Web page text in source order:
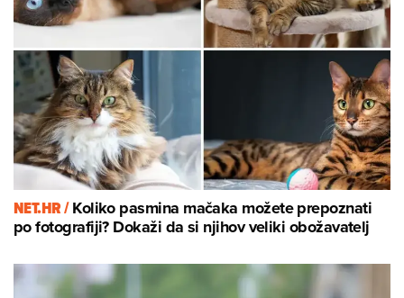
NET.HR /Koliko pasmina mačaka možete prepoznati
po fotografiji? Dokaži da si njihov veliki obožavatelj